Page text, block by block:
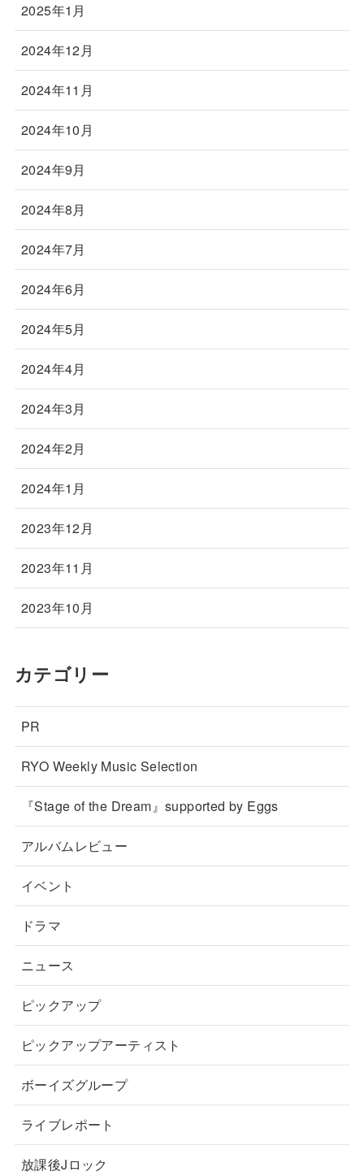
2025年1月
2024年12月
2024年11月
2024年10月
2024年9月
2024年8月
2024年7月
2024年6月
2024年5月
2024年4月
2024年3月
2024年2月
2024年1月
2023年12月
2023年11月
2023年10月
カテゴリー
PR
RYO Weekly Music Selection
『Stage of the Dream』supported by Eggs
アルバムレビュー
イベント
ドラマ
ニュース
ピックアップ
ピックアップアーティスト
ボーイズグループ
ライブレポート
放課後Jロック